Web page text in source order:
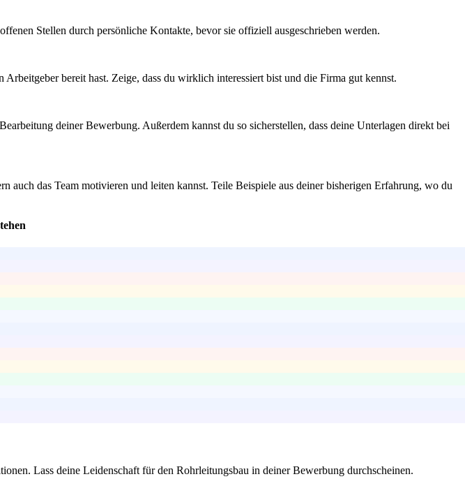
Stellen durch persönliche Kontakte, bevor sie offiziell ausgeschrieben werden.
bereit hast. Zeige, dass du wirklich interessiert bist und die Firma gut kennst.
deiner Bewerbung. Außerdem kannst du so sicherstellen, dass deine Unterlagen direkt bei
auch das Team motivieren und leiten kannst. Teile Beispiele aus deiner bisherigen Erfahrung, wo du
Lass deine Leidenschaft für den Rohrleitungsbau in deiner Bewerbung durchscheinen.